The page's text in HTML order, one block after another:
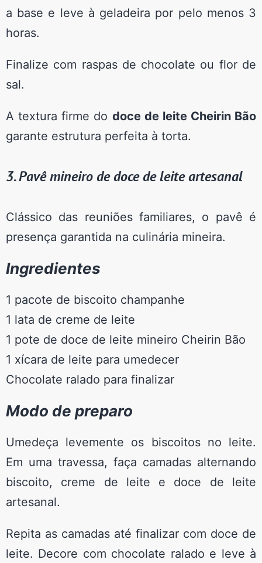
a base e leve à geladeira por pelo menos 3
horas.
Finalize com raspas de chocolate ou flor de
sal.
A textura firme do doce de leite Cheirin Bão
garante estrutura perfeita à torta.
3. Pavê mineiro de doce de leite artesanal
Clássico das reuniões familiares, o pavê é
presença garantida na culinária mineira.
Ingredientes
1 pacote de biscoito champanhe
1 lata de creme de leite
1 pote de doce de leite mineiro Cheirin Bão
1 xícara de leite para umedecer
Chocolate ralado para finalizar
Modo de preparo
Umedeça levemente os biscoitos no leite.
Em uma travessa, faça camadas alternando
biscoito, creme de leite e doce de leite
artesanal.
Repita as camadas até finalizar com doce de
leite. Decore com chocolate ralado e leve à